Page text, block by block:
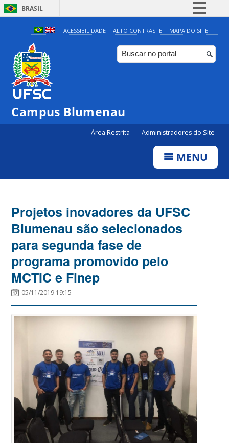
BRASIL
Simplifique!
Comunica BR
Participe
ACESSIBILIDADE ALTO CONTRASTE MAPA DO SITE
Campus Blumenau
Área Restrita Administradores do Site
MENU
Projetos inovadores da UFSC
Blumenau são selecionados
para segunda fase de
programa promovido pelo
MCTIC e Finep
05/11/2019 19:15